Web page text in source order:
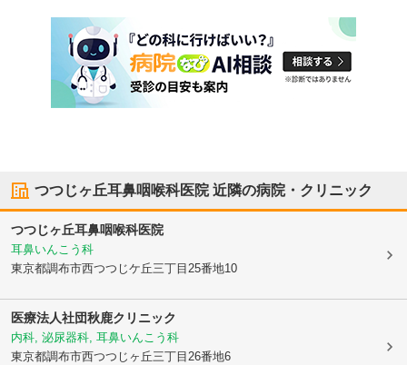
つつじヶ丘耳鼻咽喉科医院近隣の病院・クリニック
つつじヶ丘耳鼻咽喉科医院
耳鼻いんこう科
東京都調布市西つつじケ丘三丁目25番地10
医療法人社団秋鹿クリニック
内科, 泌尿器科, 耳鼻いんこう科
東京都調布市西つつじヶ丘三丁目26番地6